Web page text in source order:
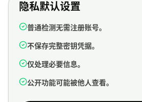
隐私默认设置
普通检测无需注册账号。
不保存完整密钥凭据。
仅处理必要信息。
公开功能可能被他人查看。